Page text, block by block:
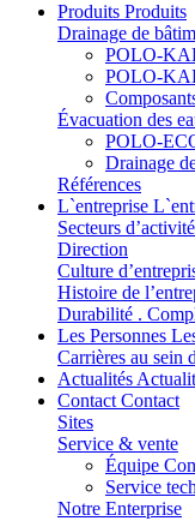
Produits Produits
Drainage de
POLO-
POLO-
Évacuation des
POLO-
Drainage
Références
L`entreprise
Secteurs
Direction
Culture
Histoire de
Durabilité .
Les Personnes
Carrières au sein
Actualités
Contact Contact
Sites
Service & vente
Équipe
Service
Notre Enterprise